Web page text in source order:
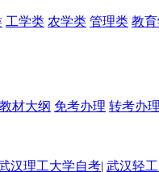
工学类 农学类 管理类 教
教材大纲 免考办理 转考办理
汉理工大学自考| 武汉轻